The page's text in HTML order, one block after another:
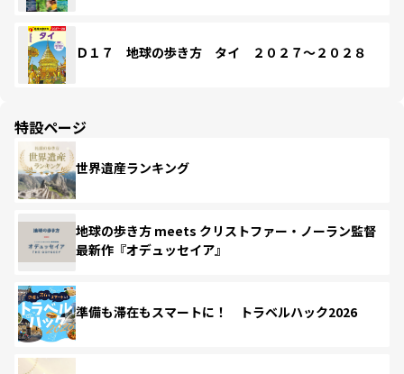
Ｄ１７ 地球の歩き方 タイ ２０２７～２０２８
特設ページ
世界遺産ランキング
地球の歩き方 meets クリストファー・ノーラン監督
最新作『オデュッセイア』
準備も滞在もスマートに！ トラベルハック2026